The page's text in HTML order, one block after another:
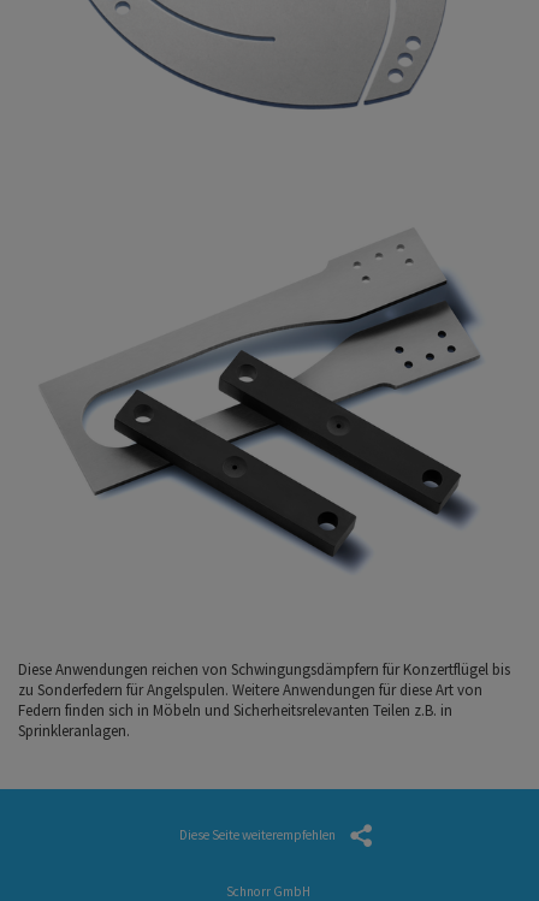
Diese Anwendungen reichen von Schwingungsdämpfern für Konzertflügel bis
zu Sonderfedern für Angelspulen. Weitere Anwendungen für diese Art von
Federn finden sich in Möbeln und Sicherheitsrelevanten Teilen z.B. in
Sprinkleranlagen.
Diese Seite weiterempfehlen
Schnorr GmbH